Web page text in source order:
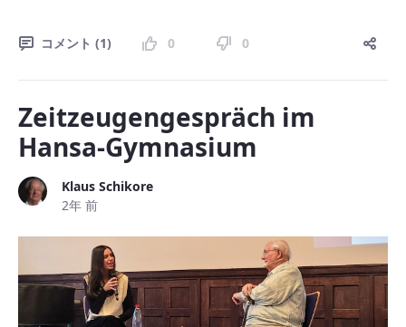
コメント (1) 0 0
Zeitzeugengespräch im
Hansa-Gymnasium
Klaus Schikore
2年 前